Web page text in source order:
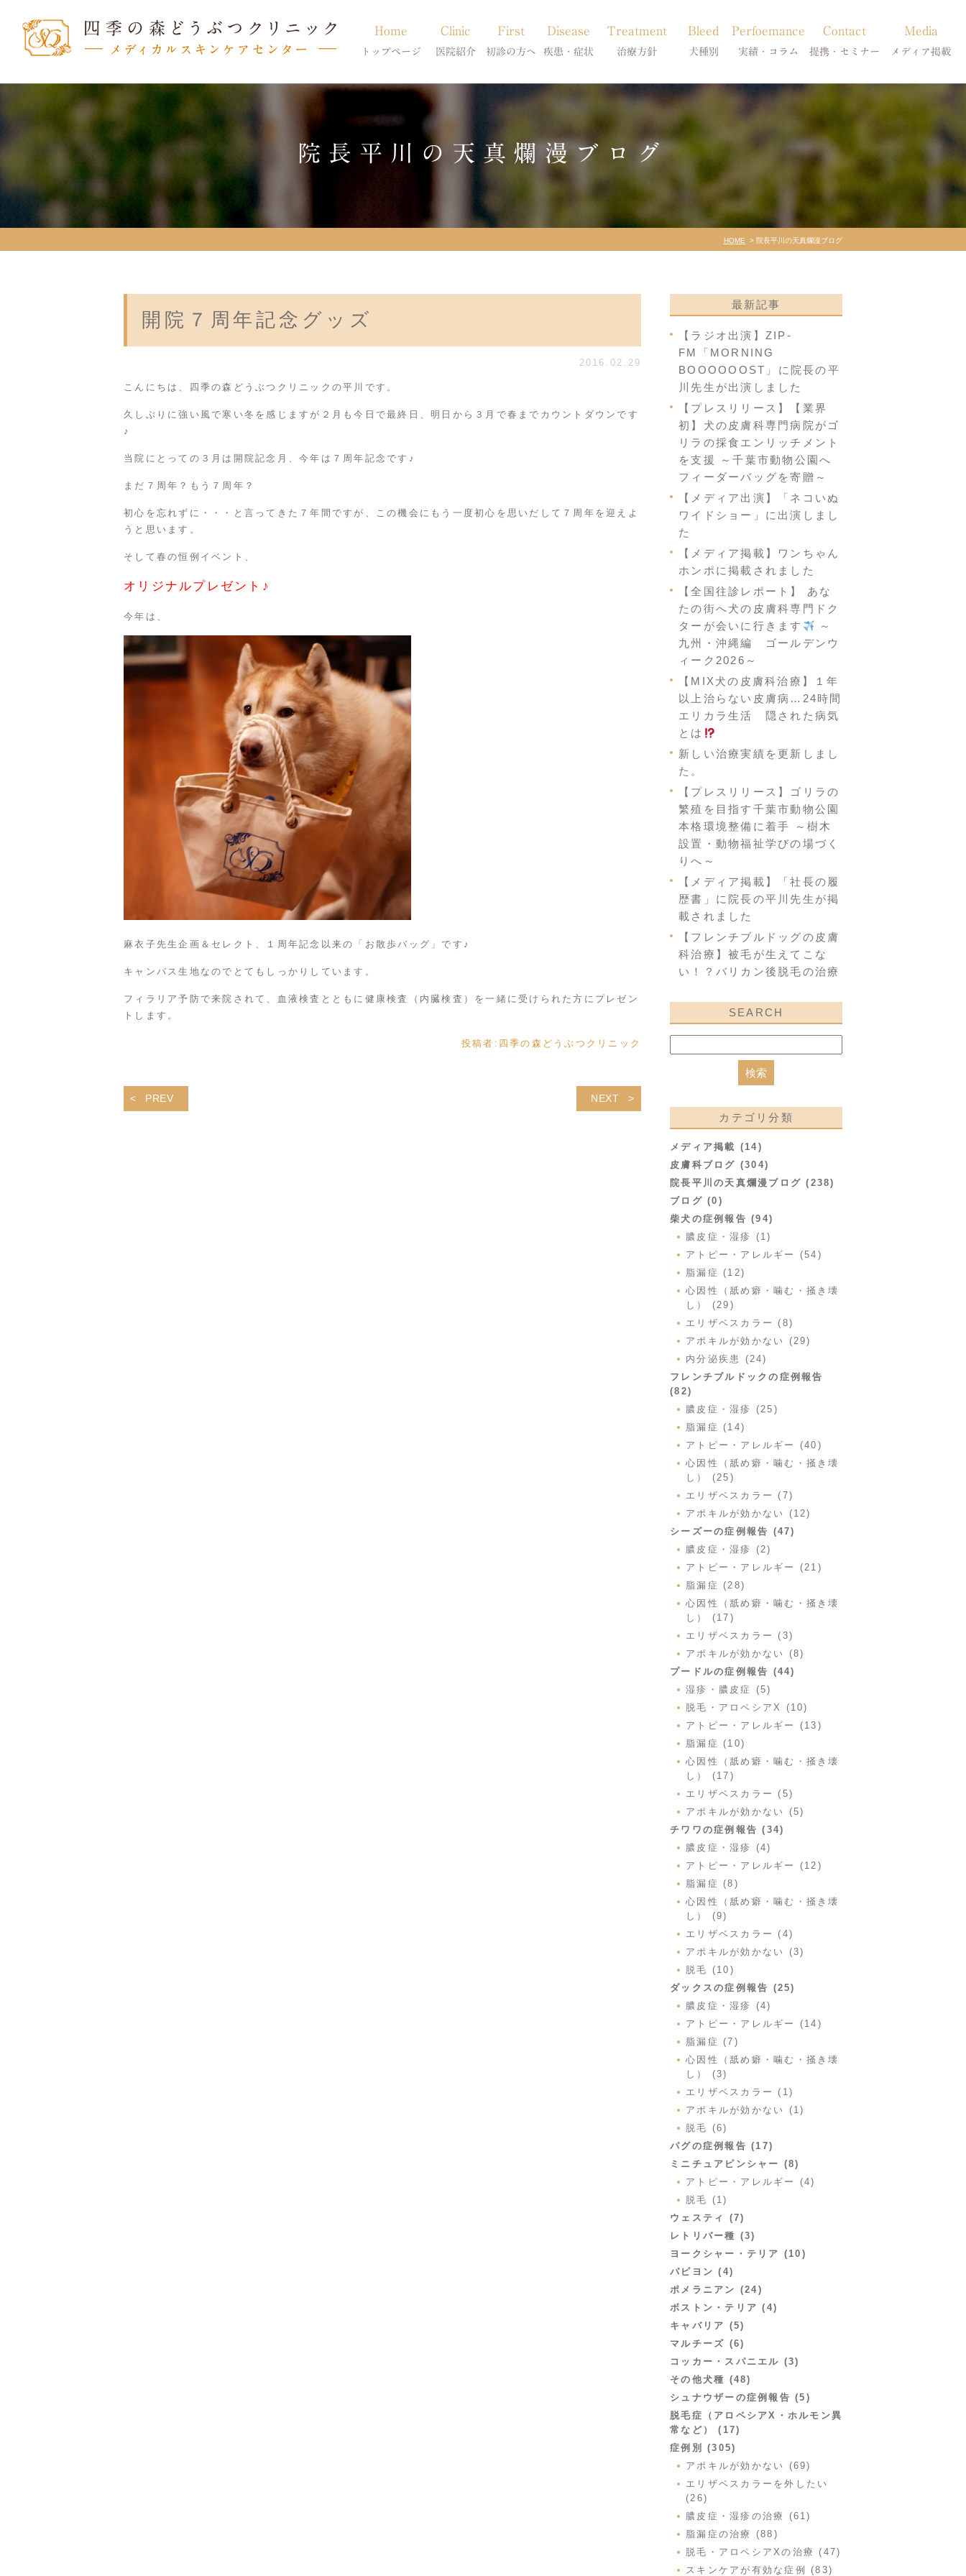
Home
トップページ
Clinic
医院紹介
当院のご紹介
獣医師紹介
First
初診の方へ
初診の方へ
Disease
疾患・症状
アトピー・アレルギー
膿皮症・脂漏症
脱毛症・アロペシアX
アポキルが効かない皮膚病
Treatment
治療方針
体質改善・食事療法
Bleed
犬種別
柴犬の皮膚病
シーズーの皮膚病
フレンチブルドッグの皮膚病
トイプードルの皮膚病
Perfoemance
実績・コラム
症状別
コラム「皮膚科のいろは」
Contact
提携・セミナー
診療提携・セミナー開催
Media
メディア掲載
院長平川の天真爛漫ブログ
HOME 院長平川の天真爛漫ブログ
開院７周年記念グッズ
2016.02.29
こんにちは、 四季の森どうぶつクリニック の平川です。
久しぶりに強い風で寒い冬を感じますが２月も今日で最終日、明日から３月で春までカウントダウンです
♪
当院にとっての３月は開院記念月、今年は７周年記念です♪
まだ７周年？もう７周年？
初心を忘れずに・・・と言ってきた７年間ですが、この機会にもう一度初心を思いだして７周年を迎えよ
うと思います。
そして春の恒例イベント、
オリジナルプレゼント♪
今年は、
麻衣子先生企画＆セレクト、１周年記念以来の「お散歩バッグ」です♪
キャンバス生地なのでとてもしっかりしています。
フィラリア予防で来院されて、血液検査とともに健康検査（内臓検査）を一緒に受けられた方にプレゼン
トします。
投稿者: 四季の森どうぶつクリニック
PREV NEXT
最新記事
【ラジオ出演】ZIP-
FM「MORNING
BOOOOOOST」に院長の平
川先生が出演しました
【プレスリリース】【業界
初】犬の皮膚科専門病院がゴ
リラの採食エンリッチメント
を支援 ～千葉市動物公園へ
フィーダーバッグを寄贈～
【メディア出演】「ネコいぬ
ワイドショー」に出演しまし
た
【メディア掲載】ワンちゃん
ホンポに掲載されました
【全国往診レポート】 あな
たの街へ犬の皮膚科専門ドク
ターが会いに行きます
～
九州・沖縄編 ゴールデンウ
ィーク2026～
【MIX犬の皮膚科治療】１年
以上治らない皮膚病…24時間
エリカラ生活 隠された病気
とは
新しい治療実績を更新しまし
た。
【プレスリリース】ゴリラの
繁殖を目指す千葉市動物公園
本格環境整備に着手 ～樹木
設置・動物福祉学びの場づく
りへ～
【メディア掲載】「社長の履
歴書」に院長の平川先生が掲
載されました
【フレンチブルドッグの皮膚
科治療】被毛が生えてこな
い！？バリカン後脱毛の治療
SEARCH
カテゴリ分類
メディア掲載 (14)
皮膚科ブログ (304)
院長平川の天真爛漫ブログ (238)
ブログ (0)
柴犬の症例報告 (94)
膿皮症・湿疹 (1)
アトピー・アレルギー (54)
脂漏症 (12)
心因性（舐め癖・噛む・掻き壊
し） (29)
エリザベスカラー (8)
アポキルが効かない (29)
内分泌疾患 (24)
フレンチブルドックの症例報告
(82)
膿皮症・湿疹 (25)
脂漏症 (14)
アトピー・アレルギー (40)
心因性（舐め癖・噛む・掻き壊
し） (25)
エリザベスカラー (7)
アポキルが効かない (12)
シーズーの症例報告 (47)
膿皮症・湿疹 (2)
アトピー・アレルギー (21)
脂漏症 (28)
心因性（舐め癖・噛む・掻き壊
し） (17)
エリザベスカラー (3)
アポキルが効かない (8)
プードルの症例報告 (44)
湿疹・膿皮症 (5)
脱毛・アロペシアX (10)
アトピー・アレルギー (13)
脂漏症 (10)
心因性（舐め癖・噛む・掻き壊
し） (17)
エリザベスカラー (5)
アポキルが効かない (5)
チワワの症例報告 (34)
膿皮症・湿疹 (4)
アトピー・アレルギー (12)
脂漏症 (8)
心因性（舐め癖・噛む・掻き壊
し） (9)
エリザベスカラー (4)
アポキルが効かない (3)
脱毛 (10)
ダックスの症例報告 (25)
膿皮症・湿疹 (4)
アトピー・アレルギー (14)
脂漏症 (7)
心因性（舐め癖・噛む・掻き壊
し） (3)
エリザベスカラー (1)
アポキルが効かない (1)
脱毛 (6)
パグの症例報告 (17)
ミニチュアピンシャー (8)
アトピー・アレルギー (4)
脱毛 (1)
ウェスティ (7)
レトリバー種 (3)
ヨークシャー・テリア (10)
パピヨン (4)
ポメラニアン (24)
ボストン・テリア (4)
キャバリア (5)
マルチーズ (6)
コッカー・スパニエル (3)
その他犬種 (48)
シュナウザーの症例報告 (5)
脱毛症（アロペシアX・ホルモン異
常など） (17)
症例別 (305)
アポキルが効かない (69)
エリザベスカラーを外したい
(26)
膿皮症・湿疹の治療 (61)
脂漏症の治療 (88)
脱毛・アロペシアXの治療 (47)
スキンケアが有効な症例 (83)